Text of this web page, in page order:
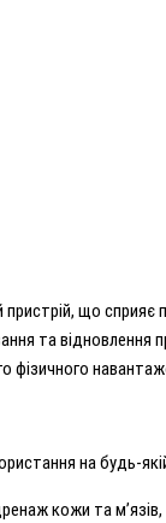
що сприяє
та
фізичного
на будь-якій
кожи та